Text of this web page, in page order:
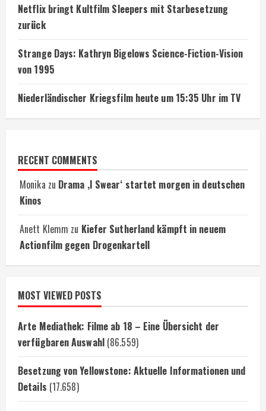
Netflix bringt Kultfilm Sleepers mit Starbesetzung
zurück
Strange Days: Kathryn Bigelows Science-Fiction-Vision
von 1995
Niederländischer Kriegsfilm heute um 15:35 Uhr im TV
RECENT COMMENTS
Monika zu Drama ‚I Swear‘ startet morgen in deutschen
Kinos
Anett Klemm zu Kiefer Sutherland kämpft in neuem
Actionfilm gegen Drogenkartell
MOST VIEWED POSTS
Arte Mediathek: Filme ab 18 – Eine Übersicht der
verfügbaren Auswahl (86.559)
Besetzung von Yellowstone: Aktuelle Informationen und
Details (17.658)